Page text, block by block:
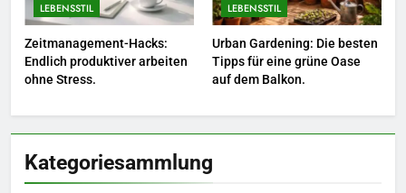
8
Farbenpracht statt Wintergrau:
So kombinieren Sie Pastelltöne
in diesem Jahr.
LEBENSSTIL
Zeitmanagement-Hacks:
Endlich produktiver arbeiten
ohne Stress.
LEBENSSTIL
Urban Gardening: Die besten
Tipps für eine grüne Oase
auf dem Balkon.
Kategoriesammlung